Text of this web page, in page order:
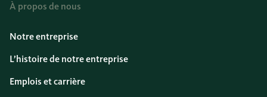
À propos de nous
Notre entreprise
L’histoire de notre entreprise
Emplois et carrière